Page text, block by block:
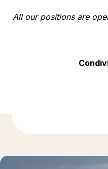
All our positions are